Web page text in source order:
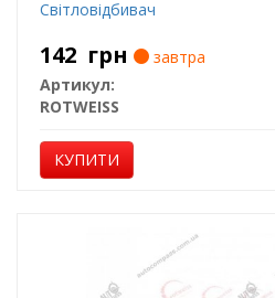
Світловідбивач
142 грн
завтра
Артикул:
ROTWEISS
КУПИТИ